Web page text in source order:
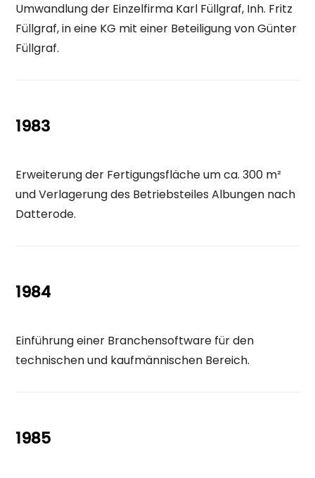
Umwandlung der Einzelfirma Karl Füllgraf, Inh. Fritz
Füllgraf, in eine KG mit einer Beteiligung von Günter
Füllgraf.
1983
Erweiterung der Fertigungsfläche um ca. 300 m²
und Verlagerung des Betriebsteiles Albungen nach
Datterode.
1984
Einführung einer Branchensoftware für den
technischen und kaufmännischen Bereich.
1985